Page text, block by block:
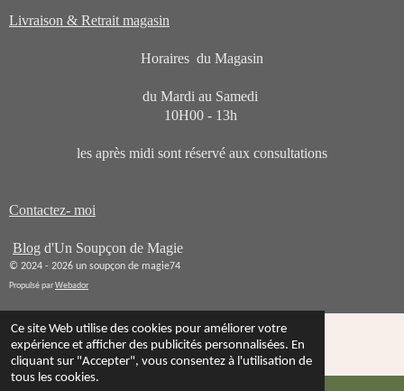
Ce site Web utilise des cookies pour améliorer votre
expérience et afficher des publicités personnalisées. En
cliquant sur "Accepter", vous consentez à l'utilisation de
tous les cookies.
Livraison & Retrait magasin
Horaires du Magasin
du Mardi au Samedi
10H00 - 13h
les après midi sont réservé aux consultations
Contactez- moi
Blog d'Un Soupçon de Magie
© 2024 - 2026 un soupçon de magie74
Propulsé parWebador